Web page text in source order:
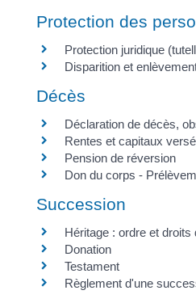
Protection des
Protection juridique
Disparition et
Décès
Déclaration de décès,
Rentes et capitaux
Pension de réversion
Don du corps -
Succession
Héritage : ordre et droits
Donation
Testament
Règlement d'une